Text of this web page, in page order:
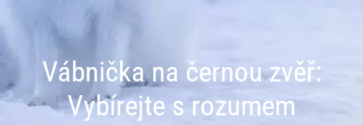
Vábnička na černou zvěř:
Vybírejte s rozumem